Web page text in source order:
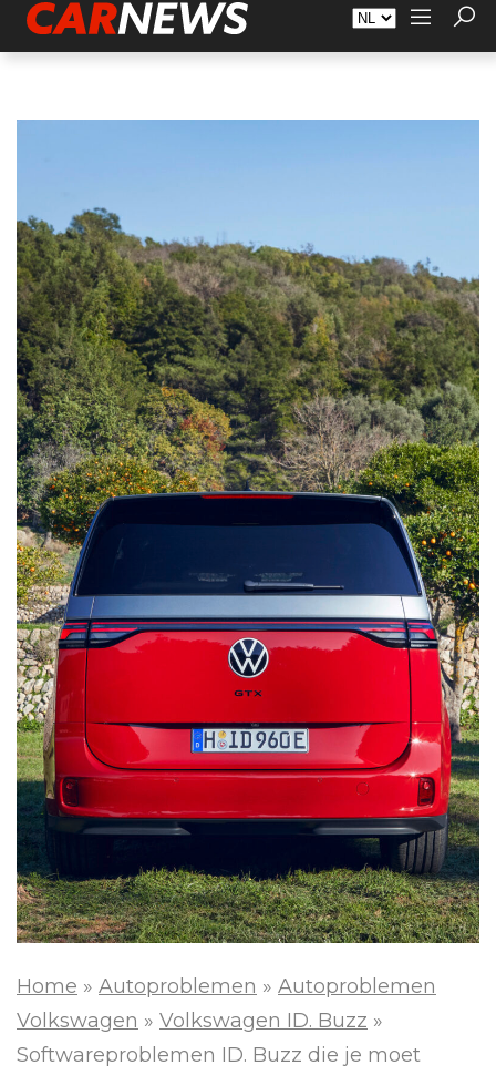
Adverteren Over Carnews.nl Contact
Home » Autoproblemen » Autoproblemen
Volkswagen » Volkswagen ID. Buzz »
Softwareproblemen ID. Buzz die je moet